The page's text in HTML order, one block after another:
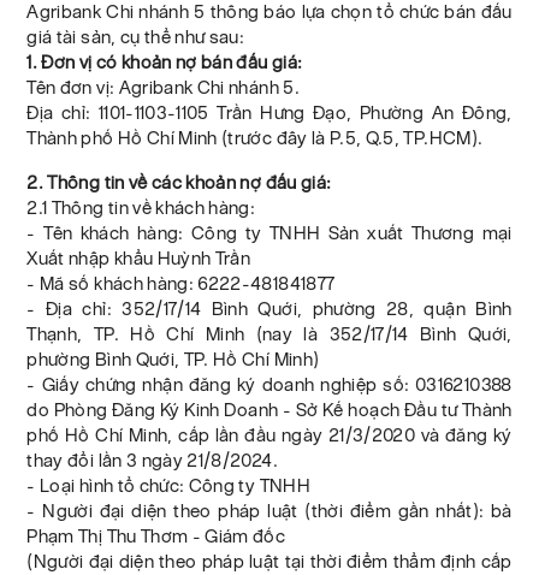
Agribank Chi nhánh 5 thông báo lựa chọn tổ chức bán đấu
giá tài sản, cụ thể như sau:
1. Đơn vị có khoản nợ bán đấu giá:
Tên đơn vị: Agribank Chi nhánh 5.
Địa chỉ: 1101-1103-1105 Trần Hưng Đạo, Phường An Đông,
Thành phố Hồ Chí Minh (trước đây là P.5, Q.5, TP.HCM).
2. Thông tin về các khoản nợ đấu giá:
2.1 Thông tin về khách hàng:
- Tên khách hàng: Công ty TNHH Sản xuất Thương mại
Xuất nhập khẩu Huỳnh Trần
- Mã số khách hàng: 6222-481841877
- Địa chỉ: 352/17/14 Bình Quới, phường 28, quận Bình
Thạnh, TP. Hồ Chí Minh (nay là 352/17/14 Bình Quới,
phường Bình Quới, TP. Hồ Chí Minh)
- Giấy chứng nhận đăng ký doanh nghiệp số: 0316210388
do Phòng Đăng Ký Kinh Doanh - Sở Kế hoạch Đầu tư Thành
phố Hồ Chí Minh, cấp lần đầu ngày 21/3/2020 và đăng ký
thay đổi lần 3 ngày 21/8/2024.
- Loại hình tổ chức: Công ty TNHH
- Người đại diện theo pháp luật (thời điểm gần nhất): bà
Phạm Thị Thu Thơm - Giám đốc
(Người đại diện theo pháp luật tại thời điểm thẩm định cấp